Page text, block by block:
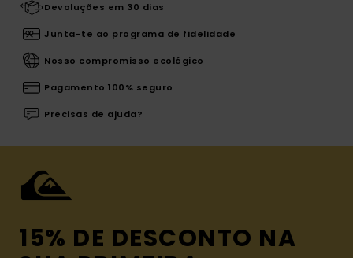
Devoluções em 30 dias
Junta-te ao programa de fidelidade
Nosso compromisso ecológico
Pagamento 100% seguro
Precisas de ajuda?
15% DE DESCONTO NA